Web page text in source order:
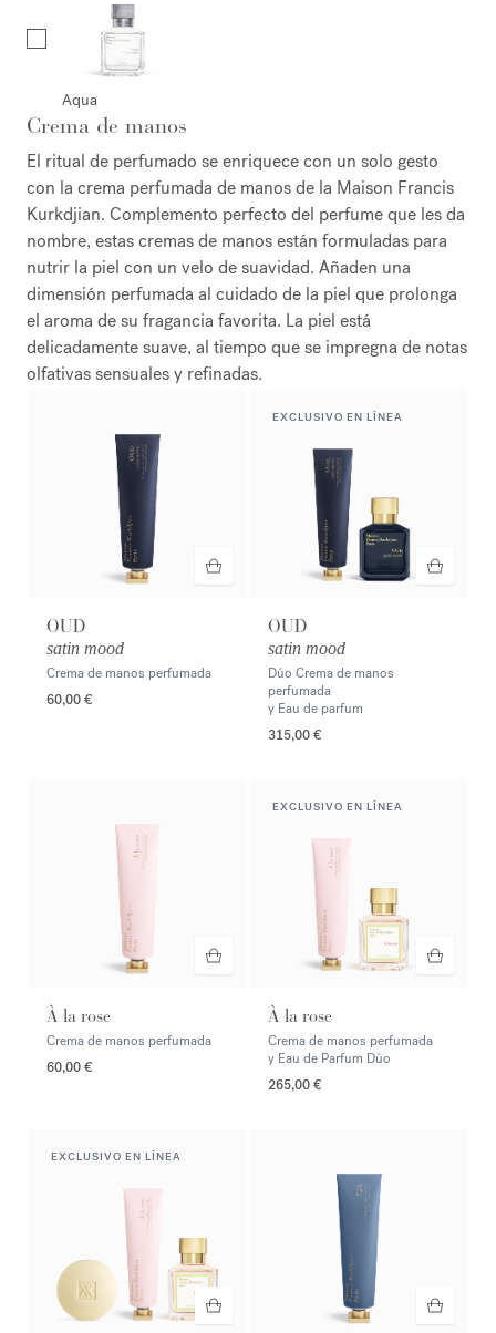
Aqua
Crema de manos
El ritual de perfumado se enriquece con un solo gesto
con la crema perfumada de manos de la Maison Francis
Kurkdjian. Complemento perfecto del perfume que les da
nombre, estas cremas de manos están formuladas para
nutrir la piel con un velo de suavidad. Añaden una
dimensión perfumada al cuidado de la piel que prolonga
el aroma de su fragancia favorita. La piel está
delicadamente suave, al tiempo que se impregna de notas
olfativas sensuales y refinadas.
OUD
satin mood
Crema de manos perfumada
60,00 €
EXCLUSIVO EN LÍNEA
OUD
satin mood
Dúo Crema de manos
perfumada
y Eau de parfum
315,00 €
À la rose
Crema de manos perfumada
60,00 €
EXCLUSIVO EN LÍNEA
À la rose
Crema de manos perfumada
y Eau de Parfum Dúo
265,00 €
EXCLUSIVO EN LÍNEA